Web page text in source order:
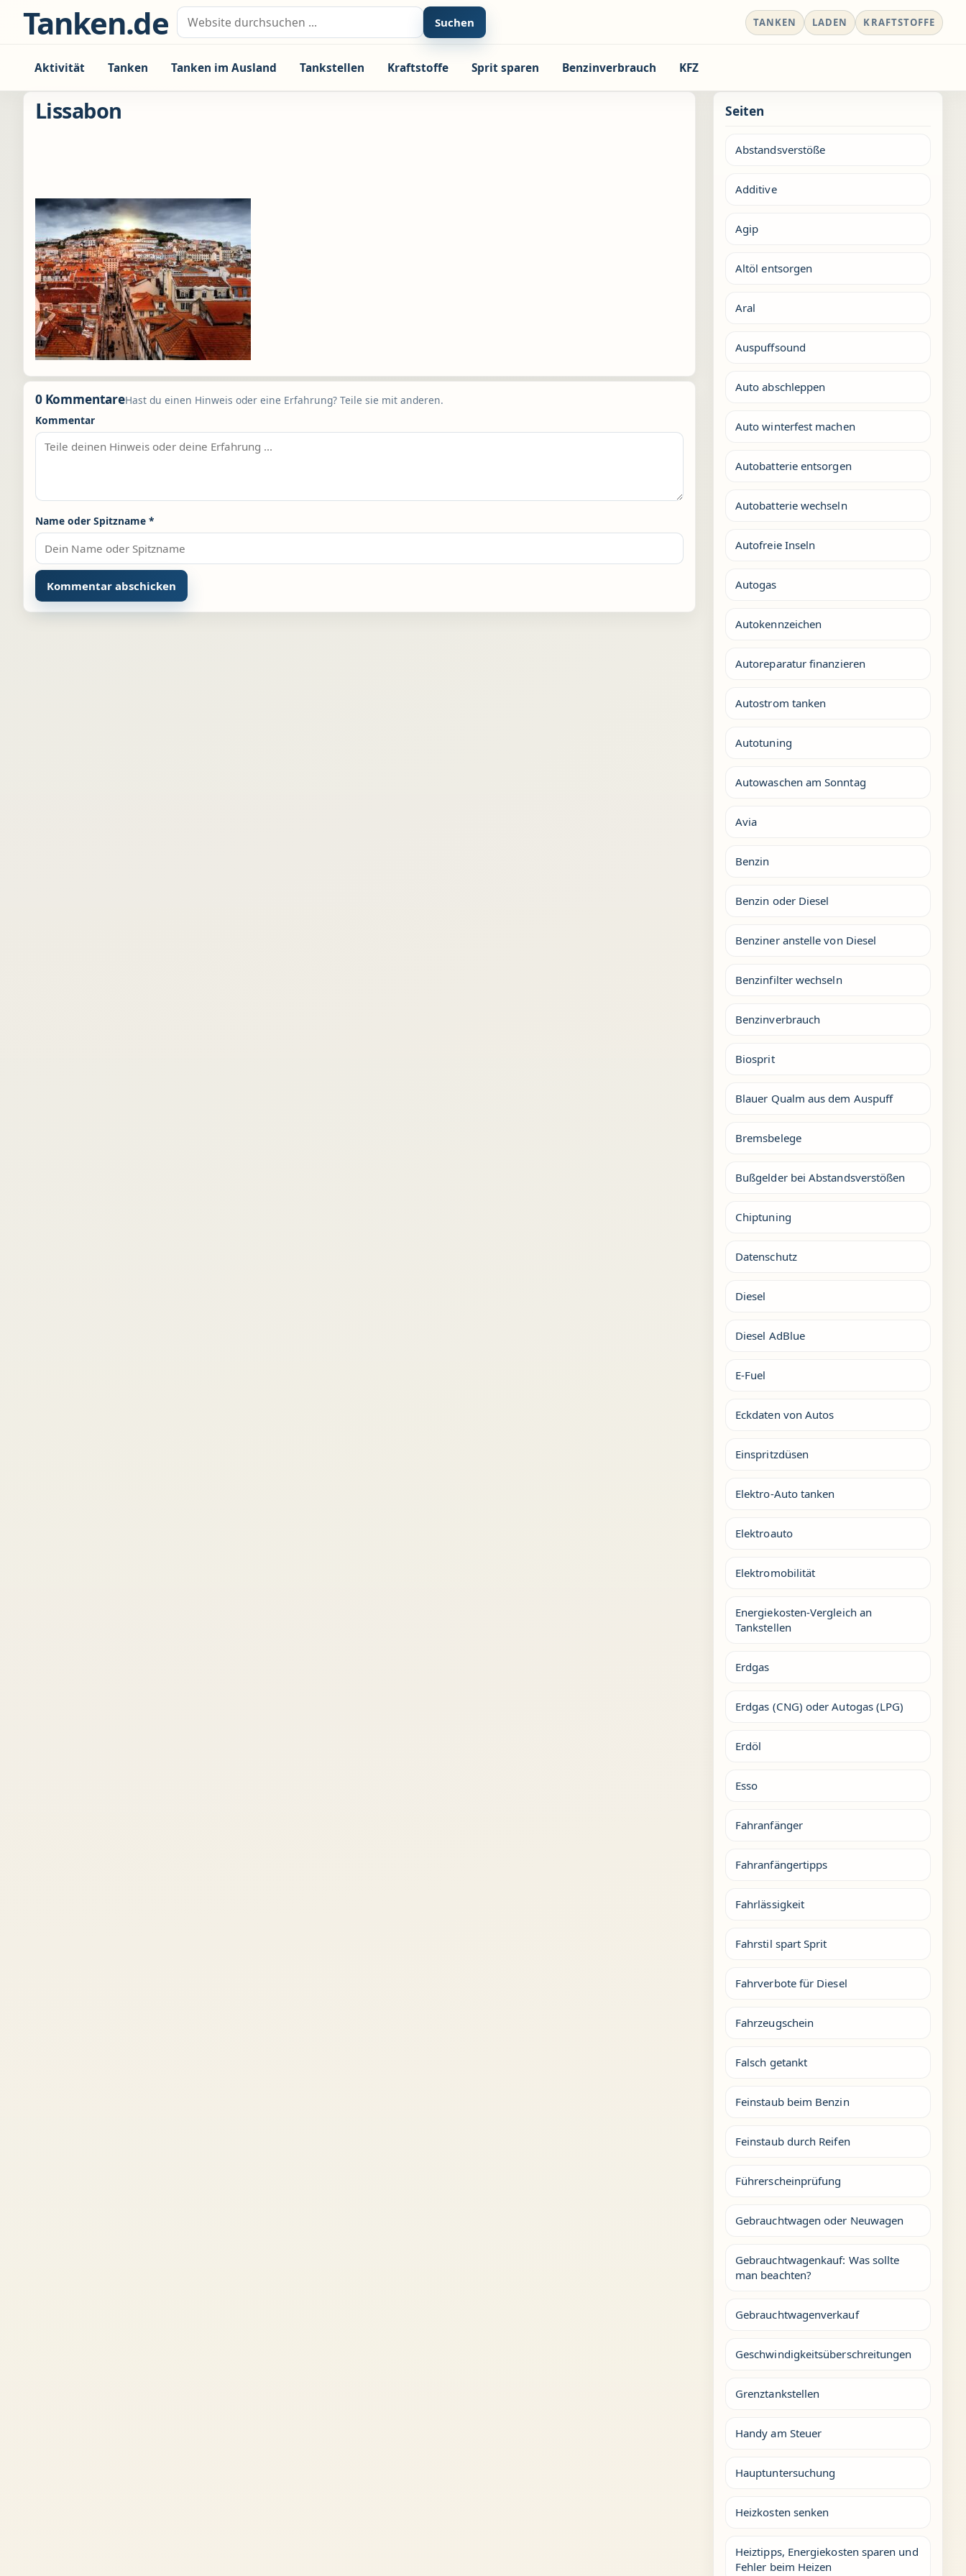
Zum Inhalt springen
Tanken.de Suche nach: Suchen TANKEN LADEN KRAFTSTOFFE
Aktivität Tanken Tanken im Ausland Tankstellen Kraftstoffe Sprit sparen Benzinverbrauch KFZ
Lissabon
0 KommentareHast du einen Hinweis oder eine Erfahrung? Teile sie mit anderen.
Kommentar
Name oder Spitzname *
Seiten
Abstandsverstöße
Additive
Agip
Altöl entsorgen
Aral
Auspuffsound
Auto abschleppen
Auto winterfest machen
Autobatterie entsorgen
Autobatterie wechseln
Autofreie Inseln
Autogas
Autokennzeichen
Autoreparatur finanzieren
Autostrom tanken
Autotuning
Autowaschen am Sonntag
Avia
Benzin
Benzin oder Diesel
Benziner anstelle von Diesel
Benzinfilter wechseln
Benzinverbrauch
Biosprit
Blauer Qualm aus dem Auspuff
Bremsbelege
Bußgelder bei Abstandsverstößen
Chiptuning
Datenschutz
Diesel
Diesel AdBlue
E-Fuel
Eckdaten von Autos
Einspritzdüsen
Elektro-Auto tanken
Elektroauto
Elektromobilität
Energiekosten-Vergleich an
Tankstellen
Erdgas
Erdgas (CNG) oder Autogas (LPG)
Erdöl
Esso
Fahranfänger
Fahranfängertipps
Fahrlässigkeit
Fahrstil spart Sprit
Fahrverbote für Diesel
Fahrzeugschein
Falsch getankt
Feinstaub beim Benzin
Feinstaub durch Reifen
Führerscheinprüfung
Gebrauchtwagen oder Neuwagen
Gebrauchtwagenkauf: Was sollte
man beachten?
Gebrauchtwagenverkauf
Geschwindigkeitsüberschreitungen
Grenztankstellen
Handy am Steuer
Hauptuntersuchung
Heizkosten senken
Heiztipps, Energiekosten sparen und
Fehler beim Heizen